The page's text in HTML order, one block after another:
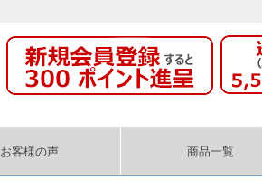
お客様の声 商品一覧